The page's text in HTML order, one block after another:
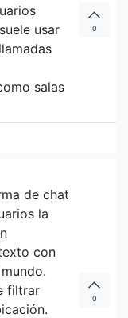
usar
salas
0
de chat
la
con
filtrar
0